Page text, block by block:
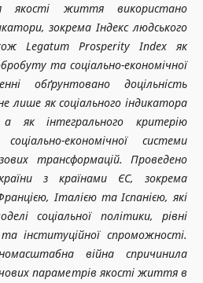
якості життя використано
зокрема Індекс людського
Legatum Prosperity Index як
та соціально-економічної
обґрунтовано доцільність
лише як соціального індикатора
як інтегрального критерію
економічної системи
трансформацій. Проведено
з країнами ЄС, зокрема
Італією та Іспанією, які
соціальної політики, рівні
інституційної спроможності.
війна спричинила
параметрів якості життя в